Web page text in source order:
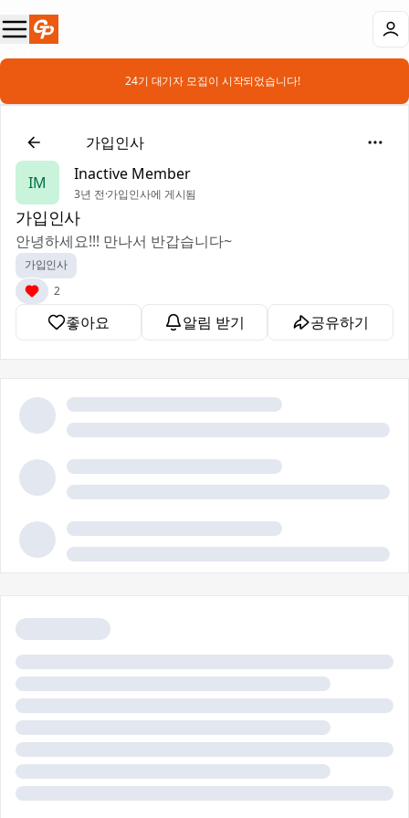
📣 24기 대기자 모집이 시작되었습니다!
👋가입인사
IM
Inactive Member
3년 전·가입인사에 게시됨
가입인사
안녕하세요!!! 만나서 반갑습니다~
가입인사
2
좋아요 알림 받기 공유하기